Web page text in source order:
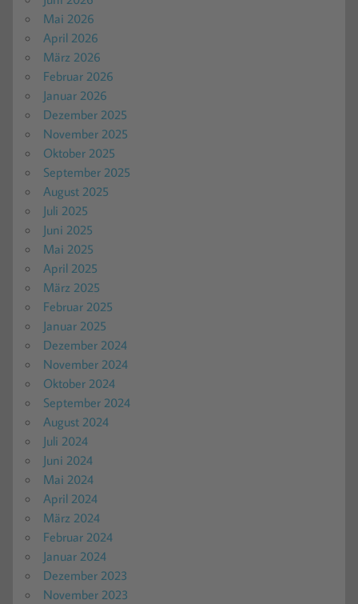
Mai 2026
April 2026
März 2026
Februar 2026
Januar 2026
Dezember 2025
November 2025
Oktober 2025
September 2025
August 2025
Juli 2025
Juni 2025
Mai 2025
April 2025
März 2025
Februar 2025
Januar 2025
Dezember 2024
November 2024
Oktober 2024
September 2024
August 2024
Juli 2024
Juni 2024
Mai 2024
April 2024
März 2024
Februar 2024
Januar 2024
Dezember 2023
November 2023